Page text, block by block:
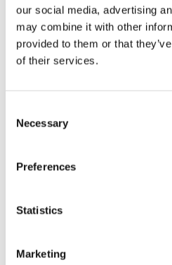
our social media, advertising
may combine it with other
provided to them or that
of their services.
Selection
Necessary
Preferences
Statistics
Marketing
Enkel betalning med Klarna